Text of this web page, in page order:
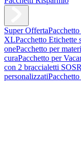
Super Offerta
XLPacchetto
onePacchetto per
curaPacchetto per
con 2 braccialetti SOS
personalizzati